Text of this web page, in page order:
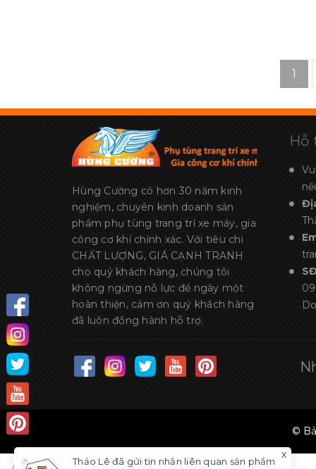
1
Hùng Cường có hơn 30 năm kinh
nghiệm, chuyên kinh doanh sản
phẩm phụ tùng trang trí xe máy, gia
công cơ khí chính xác. Với tiêu chi
CHẤT LƯỢNG, GIÁ CẠNH TRANH
cho quý khách hàng, chúng tôi
không ngừng nỗ lực để ngày một
hoàn thiện, cảm ơn quý khách hàng
đã luôn đồng hành hỗ trợ.
Hỗ
©
x
Thảo Lê đã gửi tin nhắn liên quan sản phẩm